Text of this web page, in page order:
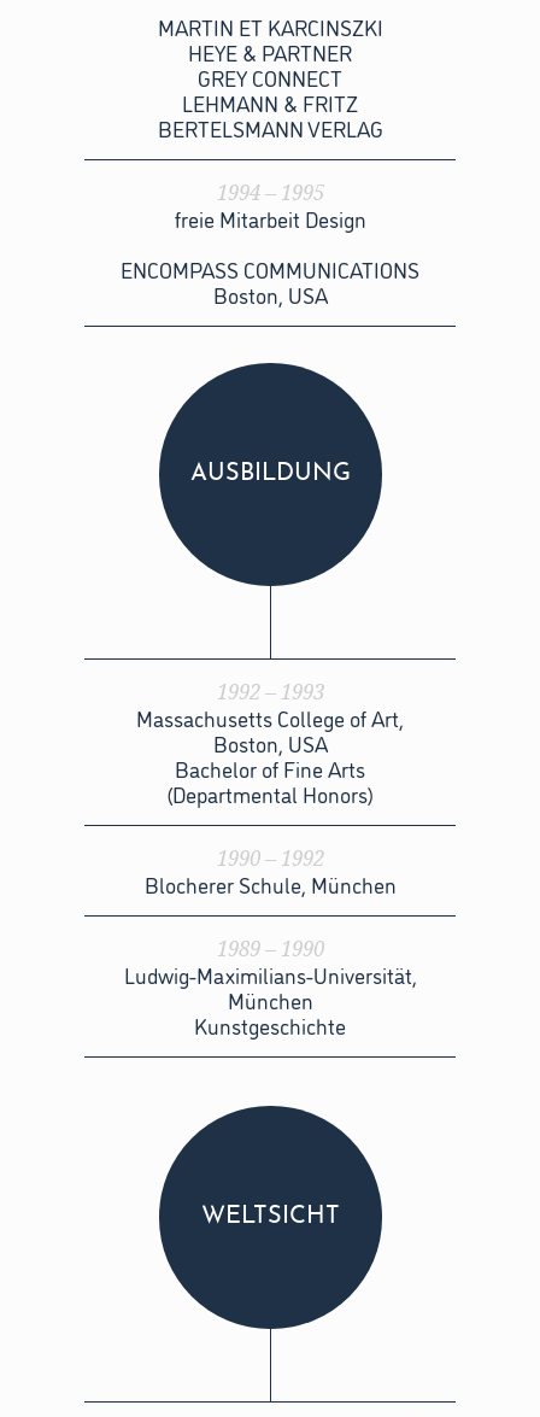
MARTIN ET KARCINSZKI
HEYE & PARTNER
GREY CONNECT
LEHMANN & FRITZ
BERTELSMANN VERLAG
1994 – 1995
freie Mitarbeit Design
ENCOMPASS COMMUNICATIONS
Boston, USA
AUSBILDUNG
1992 – 1993
Massachusetts College of Art,
Boston, USA
Bachelor of Fine Arts
(Departmental Honors)
1990 – 1992
Blocherer Schule, München
1989 – 1990
Ludwig-Maximilians-Universität,
München
Kunstgeschichte
WELTSICHT